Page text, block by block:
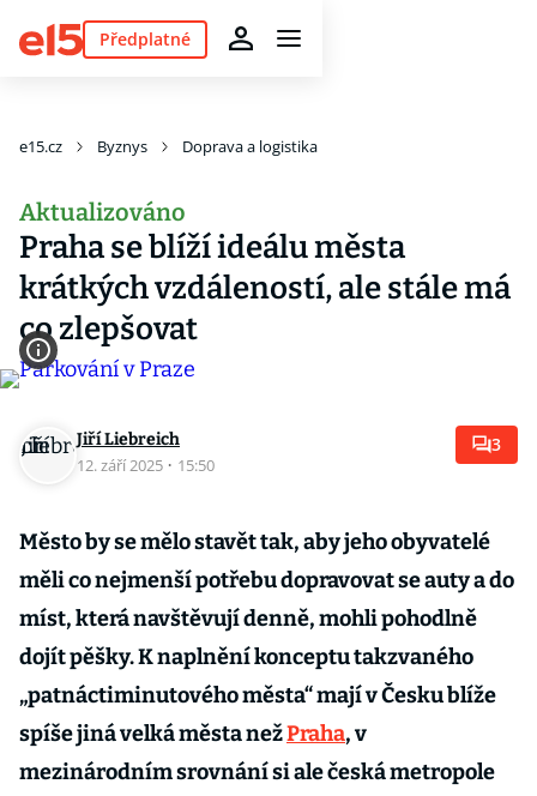
Předplatné
e15.cz Byznys Doprava a logistika
Aktualizováno
Praha se blíží ideálu města
krátkých vzdáleností, ale stále má
co zlepšovat
Jiří Liebreich
12. září 2025 · 15:50
3
Město by se mělo stavět tak, aby jeho obyvatelé
měli co nejmenší potřebu dopravovat se auty a do
míst, která navštěvují denně, mohli pohodlně
dojít pěšky. K naplnění konceptu takzvaného
„patnáctiminutového města“ mají v Česku blíže
spíše jiná velká města nežPraha, v
mezinárodním srovnání si ale česká metropole